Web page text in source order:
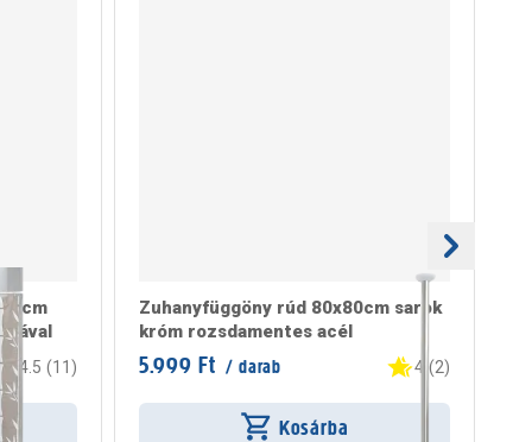
4.5 (11 )
Zuhanyfüggöny rúd 80x80cm sarok
króm rozsdamentes acél
5.999 Ft / darab 4 (2)
Kosárba